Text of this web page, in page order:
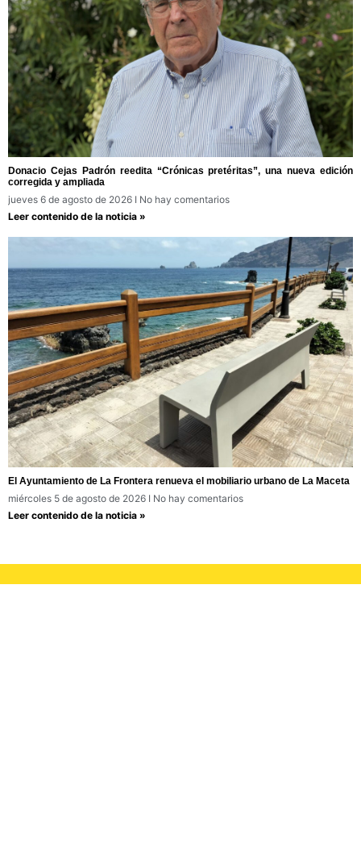
Donacio Cejas Padrón reedita “Crónicas pretéritas”, una nueva edición
corregida y ampliada
jueves 6 de agosto de 2026
No hay comentarios
Leer contenido de la noticia »
El Ayuntamiento de La Frontera renueva el mobiliario urbano de La Maceta
miércoles 5 de agosto de 2026
No hay comentarios
Leer contenido de la noticia »